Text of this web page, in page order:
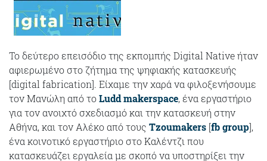
Το δεύτερο επεισόδιο της εκπομπής Digital Native ήταν
αφιερωμένο στο ζήτημα της ψηφιακής κατασκευής
[digital fabrication]. Είχαμε την χαρά να φιλοξενήσουμε
τον Μανώλη από τοLudd makerspace, ένα εργαστήριο
για τον ανοιχτό σχεδιασμό και την κατασκευή στην
Αθήνα, και τον Αλέκο από τους Tzoumakers [fb group],
ένα κοινοτικό εργαστήριο στο Καλέντζι που
κατασκευάζει εργαλεία με σκοπό να υποστηρίξει την